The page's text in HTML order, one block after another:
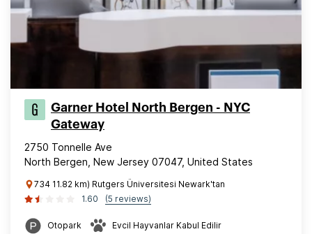
Garner Hotel North Bergen - NYC
Gateway
2750 Tonnelle Ave
North Bergen, New Jersey 07047, United States
734 11.82 km) Rutgers Üniversitesi Newark'tan
1.60
(5 reviews)
Otopark Evcil Hayvanlar Kabul Edilir